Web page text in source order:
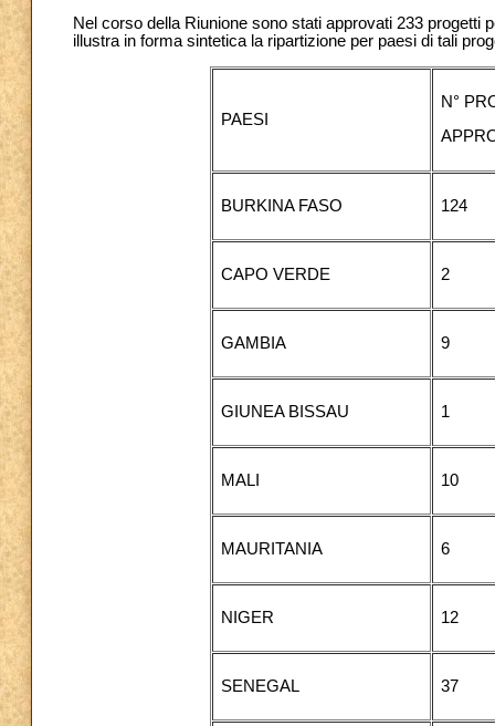
Nel corso della Riunione sono stati approvati 233
illustra in forma sintetica la ripartizione per paesi di tali
PAESI
N°
BURKINA FASO 124
CAPO VERDE 2
GAMBIA 9
GIUNEA BISSAU 1
MALI 10
MAURITANIA 6
NIGER 12
SENEGAL 37